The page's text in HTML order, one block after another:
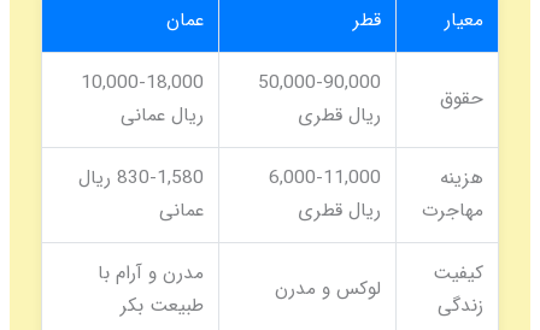
معیار قطر عمان
حقوق
50,000-90,000
ریال قطری
10,000-18,000
ریال عمانی
هزینه
مهاجرت
6,000-11,000
ریال قطری
830-1,580 ریال
عمانی
کیفیت
زندگی
لوکس و مدرن
مدرن و آرام با
طبیعت بکر